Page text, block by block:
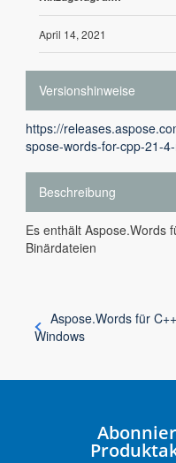
April 14, 2021
Versionshinweise
https://
spose-words-for-cpp-21-
Beschreibung
Es enthält Aspose.Words
Binärdateien
Aspose.Words für
Windows